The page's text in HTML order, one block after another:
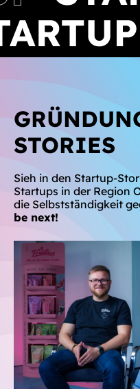
STORIES
Sieh in den Startup-
Startups in der Region
die Selbstständigkeit
be next!